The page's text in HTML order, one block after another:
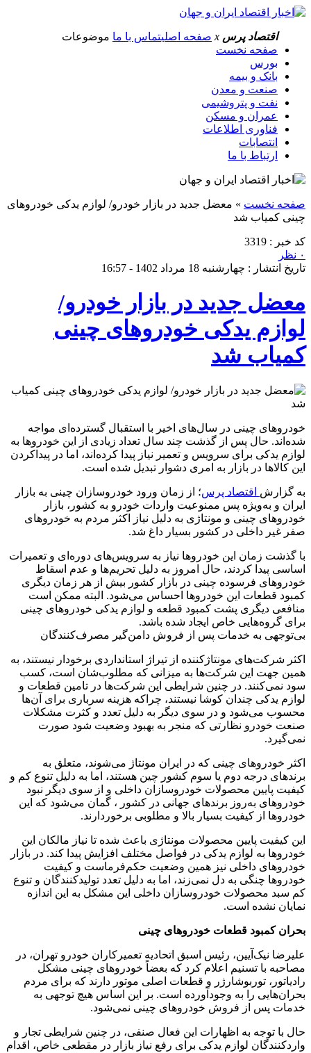
اقتصاد پرس x صفحه اصلیتماس با ما موضوعات
صفحه نخست
بورس
بانک و بیمه
صنعت و معدن
نفت و پتروشیمی
عمران و مسکن
فناوری اطلاعات
انتصابات
ارتباط با ما
صفحه نخست » معضل جدید در بازار خودرو/ لوازم یدکی خودروهای
چینی کمیاب شد
کد خبر : 3319
۰ نظر
تاریخ انتشار : چهارشنبه 18 مرداد 1402 - 16:57
معضل جدید در بازار خودرو/
لوازم یدکی خودروهای چینی
کمیاب شد
خودروهای چینی در سال‌های اخیر با استقبال گسترده‌ای مواجه
شده‌اند. حال پس از گذشت چند سال تعداد زیادی از این خودروها به
لوازم یدکی برای سرویس و تعمیر نیاز پیدا کرده‌‌اند، اما در پیداکردن
این کالاها در بازار به امری دشوار تبدیل شده است.
به گزارش اقتصاد پرس؛ از زمان ورود خودروسازان چینی به بازار
ایران و به‌ویژه پس ممنوعیت واردات خودرو به کشور، بازار
خودروهای چینی و مونتاژی به دلیل نیاز اکثر مردم به خودروهای
صفر غیر داخلی در کشور بسیار داغ شد.
با گذشت زمان این خودروها نیاز به سرویس‌های دوره‌ای و تعمیرات
اساسی پیدا کردند، حال امروز به دلیل تحریم‌ها و عدم اسقاط
خودروهای فرسوده چینی در بازار کشور بیش از هر زمان دیگری
کمبود قطعات این خودروها احساس می‌شود. البته ممکن است
منافعی دیگری پشت کمبود قطعه و لوازم یدکی خودروهای چینی
برای گروه‌هایی خاص ایجاد شده باشد.
بی‌توجهی به خدمات پس از فروش دامن‌گیر مصرف‌کنندگان
اکثر شرکت‌‌های مونتاژکننده از تیراژ استانداردی برخودار نیستند، به
همین جهت این شرکت‌ها به میزانی که مطلوب‌شان است، کسب
سود نمی‌کنند. در چنین شرایطی این شرکت‌ها در تامین قطعات و
لوازم یدکی چندان کوشا نیستند، چراکه هزینه سرباری برای ‌آن‌ها
محسوب می‌شود و در سوی دیگر به دلیل تعدد و کثرت مشکلات
صنعت خودرو نظارتی که منجر به بهبود وضعیت شود صورت
نمی‌گیرد.
اکثر خودروهای چینی که در ایران مونتاژ می‌شوند، متعلق به
برندهای درجه دوم یا سوم کشور چین هستند، اما به دلیل تنوع کم و
کیفیت پایین محصولات خودروسازان داخلی و از سوی دیگر نبود
خودروهای به‌روز برندهای جهانی در کشور ، گمان می‌شود که این
خودروها از کیفیت بسیار بالا و مطلوبی برخوردارند.
این کیفیت پایین محصولات مونتاژی باعث شده تا نیاز مالکان این
خودروها به لوازم یدکی در فواصل مختلف افزایش پیدا کند. در بازار
خودروهای داخلی نیز همین وضعیت حکم‌فرماست و کیفیت
خودروها چنگی به دل نمی‌زند، اما به دلیل تعدد تولیدکنندگان و تنوع
کم سبد محصولات خودروسازان داخلی این مشکل به این اندازه
نمایان نشده است.
بحران کمبود قطعات خودروهای چینی
علیرضا نیک‌آیین، رئیس اسبق اتحادیه تعمیرکاران خودرو تهران، در
مصاحبه با تسنیم اعلام کرد که بعضاً خودروهای چینی مشکل
رادیاتور، توربوشارژر و قطعات اصلی موتور دارند که برای مردم
بحران‌هایی را به وجودآورده است. بر این اساس هیچ توجهی به
خدمات پس از فروش خودروهای چینی نمی‌شود.
حال با توجه به اظهارات این فعال صنفی، در چنین شرایطی تجار و
واردکنندگان لوازم یدکی برای رفع نیاز بازار در مقطعی خاص، اقدام